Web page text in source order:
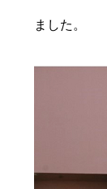
ました。